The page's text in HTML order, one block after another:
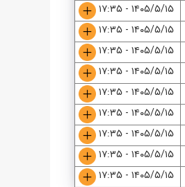
۱۴۰۵/۵/۱۵ - ۱۷:۳۵
۱۴۰۵/۵/۱۵ - ۱۷:۳۵
۱۴۰۵/۵/۱۵ - ۱۷:۳۵
۱۴۰۵/۵/۱۵ - ۱۷:۳۵
۱۴۰۵/۵/۱۵ - ۱۷:۳۵
۱۴۰۵/۵/۱۵ - ۱۷:۳۵
۱۴۰۵/۵/۱۵ - ۱۷:۳۵
۱۴۰۵/۵/۱۵ - ۱۷:۳۵
۱۴۰۵/۵/۱۵ - ۱۷:۳۵